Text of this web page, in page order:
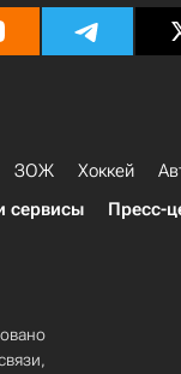
ЗОЖ Хоккей
сервисы Пресс-